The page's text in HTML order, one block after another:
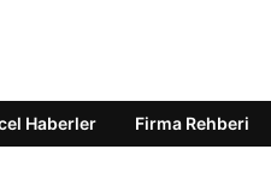
Haberler Firma Rehberi